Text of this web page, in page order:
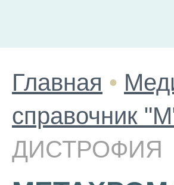
Главная •
справочник
ДИСТРОФИЯ